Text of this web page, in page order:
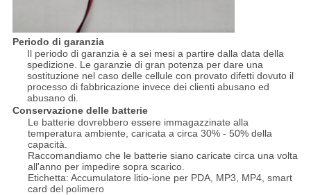
Periodo di garanzia
Il periodo di garanzia è a sei mesi a partire dalla data della
spedizione. Le garanzie di gran potenza per dare una
sostituzione nel caso delle cellule con provato difetti dovuto il
processo di fabbricazione invece dei clienti abusano ed
abusano di.
Conservazione delle batterie
Le batterie dovrebbero essere immagazzinate alla
temperatura ambiente, caricata a circa 30% - 50% della
capacità.
Raccomandiamo che le batterie siano caricate circa una volta
all'anno per impedire sopra scarico.
Etichetta: Accumulatore litio-ione per PDA, MP3, MP4, smart
card del polimero